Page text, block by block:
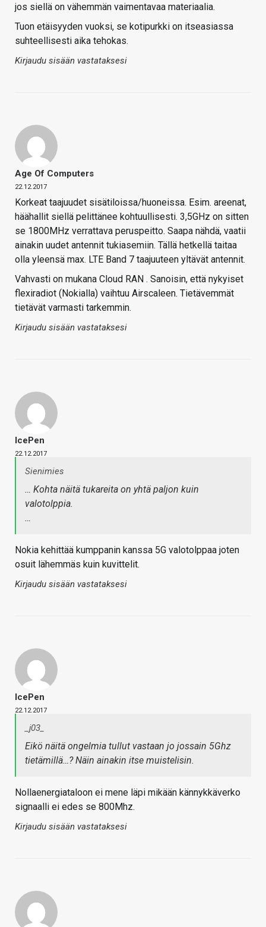
jos siellä on vähemmän vaimentavaa materiaalia.
Tuon etäisyyden vuoksi, se kotipurkki on itseasiassa
suhteellisesti aika tehokas.
Kirjaudu sisään vastataksesi
Age Of Computers
22.12.2017
Korkeat taajuudet sisätiloissa/huoneissa. Esim. areenat,
häähallit siellä pelittänee kohtuullisesti. 3,5GHz on sitten
se 1800MHz verrattava peruspeitto. Saapa nähdä, vaatii
ainakin uudet antennit tukiasemiin. Tällä hetkellä taitaa
olla yleensä max. LTE Band 7 taajuuteen yltävät antennit.
Vahvasti on mukana Cloud RAN . Sanoisin, että nykyiset
flexiradiot (Nokialla) vaihtuu Airscaleen. Tietävemmät
tietävät varmasti tarkemmin.
Kirjaudu sisään vastataksesi
IcePen
22.12.2017
Sienimies
… Kohta näitä tukareita on yhtä paljon kuin
valotolppia.
…
Nokia kehittää kumppanin kanssa 5G valotolppaa joten
osuit lähemmäs kuin kuvittelit.
Kirjaudu sisään vastataksesi
IcePen
22.12.2017
_j03_
Eikö näitä ongelmia tullut vastaan jo jossain 5Ghz
tietämillä…? Näin ainakin itse muistelisin.
Nollaenergiataloon ei mene läpi mikään kännykkäverko
signaalli ei edes se 800Mhz.
Kirjaudu sisään vastataksesi